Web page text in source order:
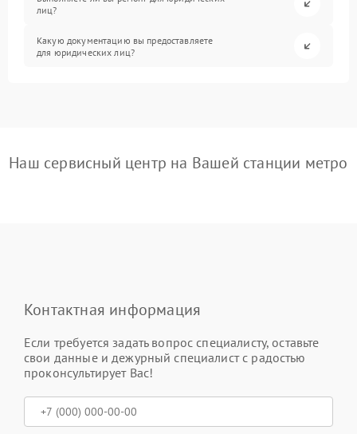
лиц?
Какую документацию вы предоставляете
для юридических лиц?
Наш сервисный центр на Вашей станции метро
Контактная информация
Если требуется задать вопрос специалисту, оставьте
свои данные и дежурный специалист с радостью
проконсультирует Вас!